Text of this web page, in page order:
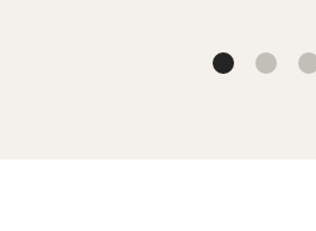
Tab Tab